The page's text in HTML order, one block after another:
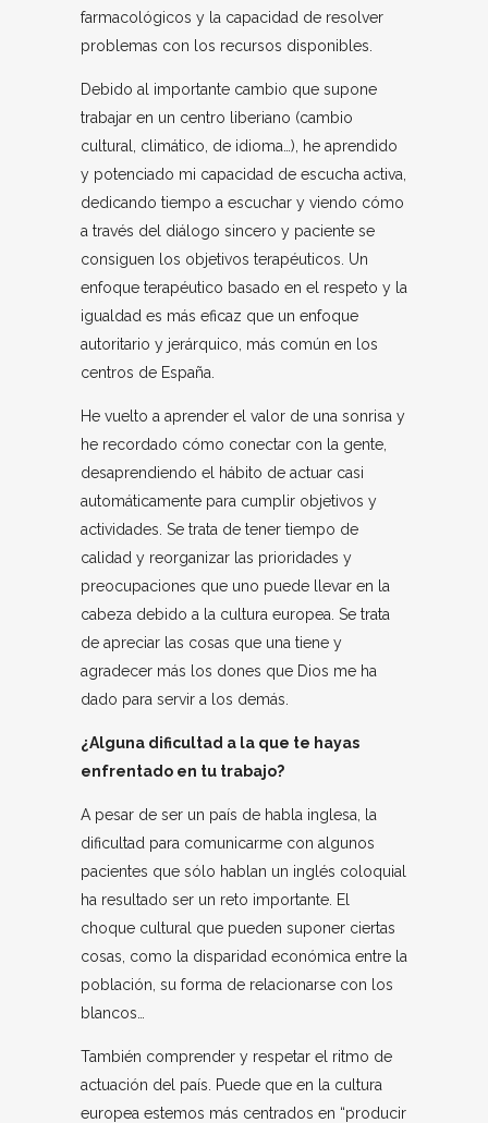
farmacológicos y la capacidad de resolver
problemas con los recursos disponibles.
Debido al importante cambio que supone
trabajar en un centro liberiano (cambio
cultural, climático, de idioma…), he aprendido
y potenciado mi capacidad de escucha activa,
dedicando tiempo a escuchar y viendo cómo
a través del diálogo sincero y paciente se
consiguen los objetivos terapéuticos. Un
enfoque terapéutico basado en el respeto y la
igualdad es más eficaz que un enfoque
autoritario y jerárquico, más común en los
centros de España.
He vuelto a aprender el valor de una sonrisa y
he recordado cómo conectar con la gente,
desaprendiendo el hábito de actuar casi
automáticamente para cumplir objetivos y
actividades. Se trata de tener tiempo de
calidad y reorganizar las prioridades y
preocupaciones que uno puede llevar en la
cabeza debido a la cultura europea. Se trata
de apreciar las cosas que una tiene y
agradecer más los dones que Dios me ha
dado para servir a los demás.
¿Alguna dificultad a la que te hayas
enfrentado en tu trabajo?
A pesar de ser un país de habla inglesa, la
dificultad para comunicarme con algunos
pacientes que sólo hablan un inglés coloquial
ha resultado ser un reto importante. El
choque cultural que pueden suponer ciertas
cosas, como la disparidad económica entre la
población, su forma de relacionarse con los
blancos…
También comprender y respetar el ritmo de
actuación del país. Puede que en la cultura
europea estemos más centrados en “producir